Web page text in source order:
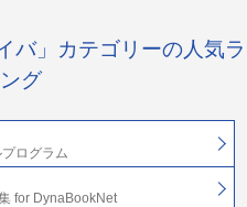
バ」カテゴリーの人気ラ
グ
ログラム
for DynaBookNet